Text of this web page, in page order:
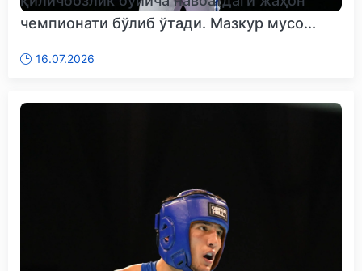
чемпионати бўлиб ўтади. Мазкур мусо...
16.07.2026